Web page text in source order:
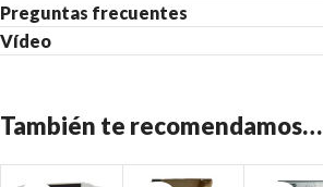
Preguntas frecuentes
Vídeo
También te recomendamos…